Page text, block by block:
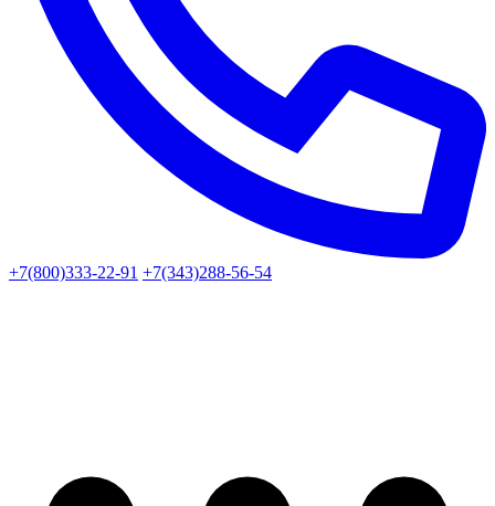
+7(800)333-22-91 +7(343)288-56-54